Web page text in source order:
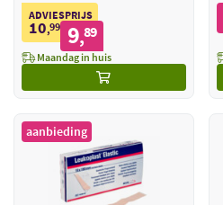
ADVIESPRIJS
10,99 9,89
Maandag in huis
aanbieding